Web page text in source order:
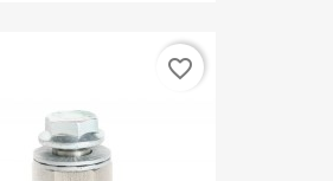
favorite_border